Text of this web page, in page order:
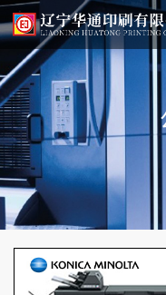
首页
公司简介
产品展示
商务印刷
标签不干胶
设备展示
行业资讯